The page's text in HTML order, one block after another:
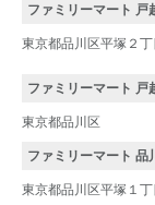
ファミリーマート 戸
東京都品川区平塚２丁
ファミリーマート 戸
東京都品川区
ファミリーマート 品
東京都品川区平塚１丁